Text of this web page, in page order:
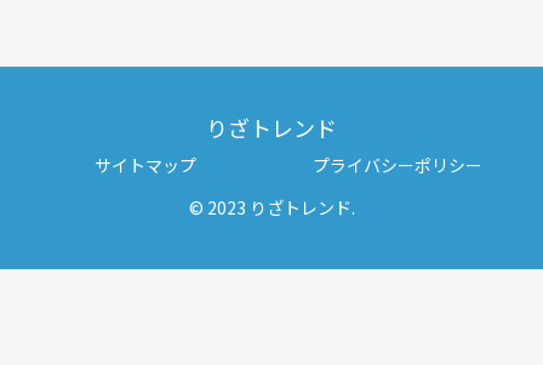
りざトレンド
サイトマップ
プライバシーポリシー
© 2023 りざトレンド.